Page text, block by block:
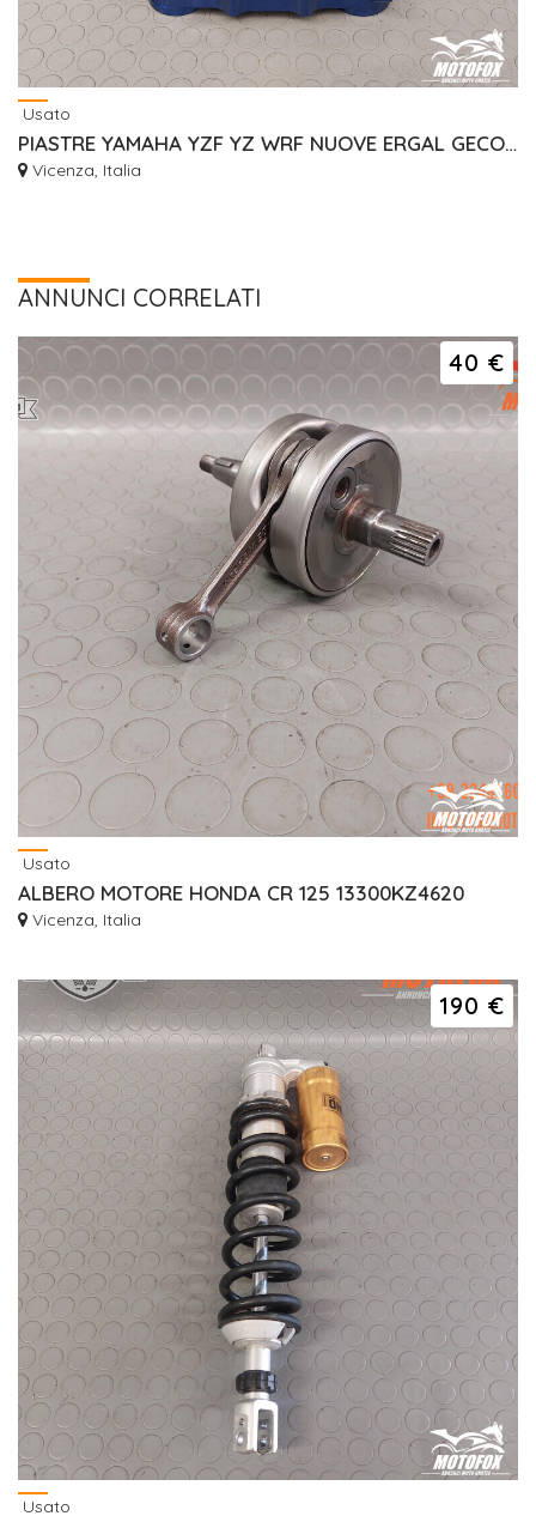
Usato
PIASTRE YAMAHA YZF YZ WRF NUOVE ERGAL GECO RISER
Vicenza, Italia
ANNUNCI CORRELATI
40 €
Usato
ALBERO MOTORE HONDA CR 125 13300KZ4620
Vicenza, Italia
190 €
Usato